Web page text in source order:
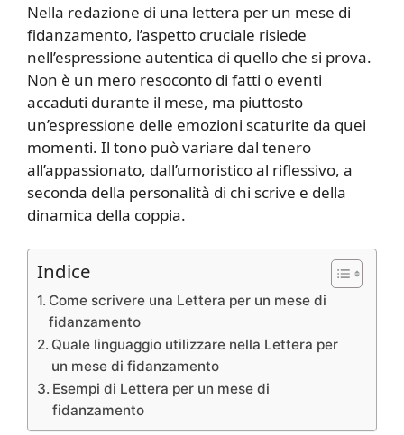
Nella redazione di una lettera per un mese di
fidanzamento, l’aspetto cruciale risiede
nell’espressione autentica di quello che si prova.
Non è un mero resoconto di fatti o eventi
accaduti durante il mese, ma piuttosto
un’espressione delle emozioni scaturite da quei
momenti. Il tono può variare dal tenero
all’appassionato, dall’umoristico al riflessivo, a
seconda della personalità di chi scrive e della
dinamica della coppia.
Indice
Come scrivere una Lettera per un mese di
fidanzamento
Quale linguaggio utilizzare nella Lettera per
un mese di fidanzamento
Esempi di Lettera per un mese di
fidanzamento